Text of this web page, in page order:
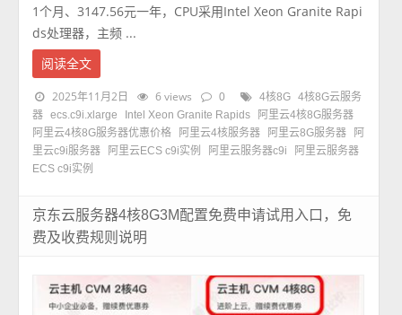
1个月、3147.56元一年，CPU采用Intel Xeon Granite Rapi
ds处理器，主频 ...
阅读全文
2025年11月2日 6 views 0 4核8G
4核8G云服务
器 ecs.c9i.xlarge Intel Xeon Granite Rapids
阿里云4核8G服务器
阿里云4核8G服务器优惠价格
阿里云4核服务器 阿里云8G服务器
阿
里云c9i服务器
阿里云ECS c9i实例 阿里云服务器c9i
阿里云服务器
ECS c9i实例
京东云服务器4核8G3M配置免费申请试用入口，免
费及收费规则说明